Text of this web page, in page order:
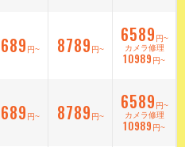
円~ 8789 円~
6589 円~
カメラ修理
10989 円~
円~ 8789 円~
6589 円~
カメラ修理
10989 円~